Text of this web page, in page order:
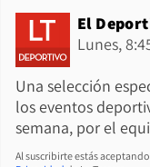
El
Lunes,
Una selección
los eventos
semana, por el
Al suscribirte estás